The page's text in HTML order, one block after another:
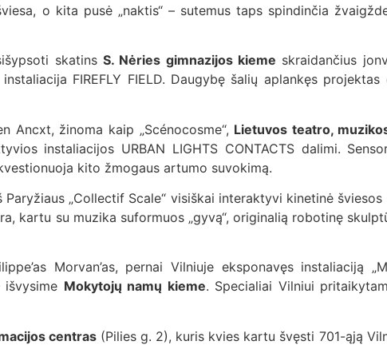
o kita pusė „naktis“ – sutemus taps spindinčia
skatins S. Nėries gimnazijos kieme skraidančius
FIREFLY FIELD. Daugybę šalių aplankęs
Ancxt, žinoma kaip „Scénocosme“, Lietuvos teatro,
instaliacijos URBAN LIGHTS CONTACTS dalimi.
kito žmogaus artumo suvokimą.
„Collectif Scale“ visiškai interaktyvi kinetinė šviesos
kartu su muzika suformuos „gyvą“, originalią robotinę
Morvan’as, pernai Vilniuje eksponavęs instaliaciją
Mokytojų namų kieme. Specialiai Vilniui
centras (Pilies g. 2), kuris kvies kartu švęsti 701-ąją